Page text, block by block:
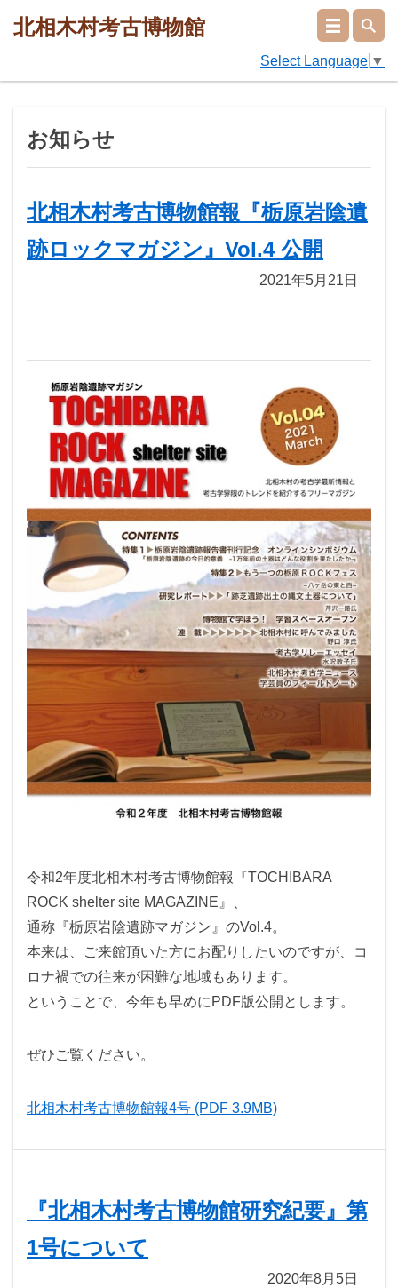
北相木村考古博物館
Select Language ▼
お知らせ
北相木村考古博物館報『栃原岩陰遺
跡ロックマガジン』Vol.4 公開
2021年5月21日
令和2年度北相木村考古博物館報『TOCHIBARA
ROCK shelter site MAGAZINE』、
通称『栃原岩陰遺跡マガジン』のVol.4。
本来は、ご来館頂いた方にお配りしたいのですが、コ
ロナ禍での往来が困難な地域もあります。
ということで、今年も早めにPDF版公開とします。
ぜひご覧ください。
北相木村考古博物館報4号 (PDF 3.9MB)
『北相木村考古博物館研究紀要』第
1号について
2020年8月5日